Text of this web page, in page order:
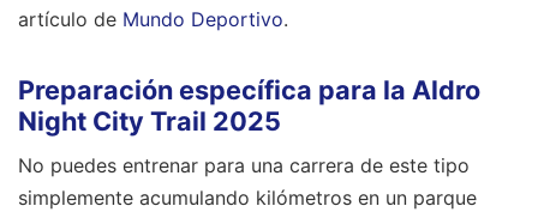
artículo de Mundo Deportivo.
Preparación específica para la Aldro
Night City Trail 2025
No puedes entrenar para una carrera de este tipo
simplemente acumulando kilómetros en un parque